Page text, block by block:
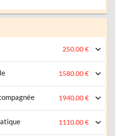
250.00 €
1580.00 €
1940.00 €
1110.00 €